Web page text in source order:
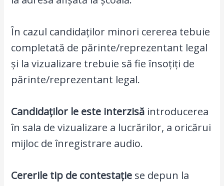
În cazul candidaților minori cererea tebuie
completată de părinte/reprezentant legal
și la vizualizare trebuie să fie însoțiți de
părinte/reprezentant legal.
Candidaților le este interzisă introducerea
în sala de vizualizare a lucrărilor, a oricărui
mijloc de înregistrare audio.
Cererile tip de contestație se depun la